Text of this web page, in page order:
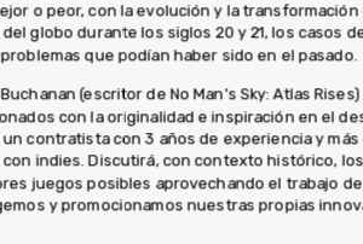
o peor, con la evolución y la
globo durante los siglos 20 y 21, los casos
que podían haber sido en el pasado.
(escritor de No Man’s Sky: Atlas
con la originalidad e inspiración en el
contratista con 3 años de experiencia y
con indies. Discutirá, con contexto histórico,
juegos posibles aprovechando el trabajo
y promocionamos nuestras propias